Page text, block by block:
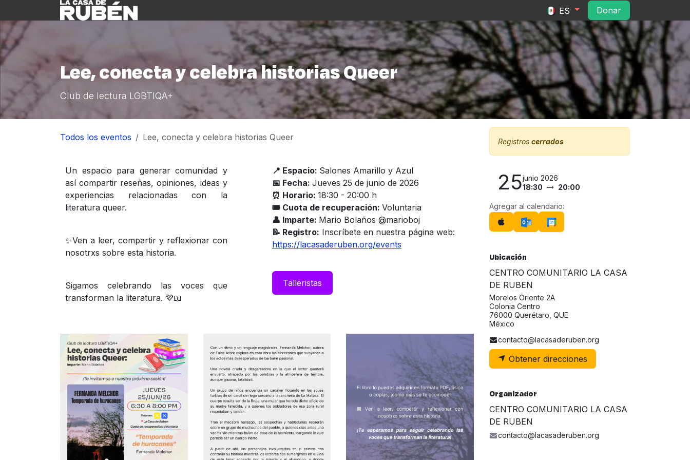
Convocatorias Contacto
ES Do​​na​​r​​
Lee, conecta y celebra historias Queer
Club de lectura LGBTIQA+
Todos los eventos Lee, conecta y celebra historias Queer
Un espacio para generar comunidad y
así compartir reseñas, opiniones, ideas y
experiencias relacionadas con la
literatura queer.
✨Ven a leer, compartir y reflexionar con
nosotrxs sobre esta historia.
Sigamos celebrando las voces que
transforman la literatura. 💜📖
📍 Espacio: Salones Amarillo y Azul
📅 Fecha: Jueves 25 de junio de 2026
⏰ Horario: 18:30 - 20:00 h
🎟 Cuota de recuperación: Voluntaria
👤 Imparte: Mario Bolaños @marioboj
📝 Registro: Inscríbete en nuestra página web:
https://lacasaderuben.org/events
Taller​ista​​s​​​​
Registros cerrados
25junio 2026
18:30
20:00
Agregar al calendario:
Ubicación
CENTRO COMUNITARIO LA CASA
DE RUBEN
Morelos Oriente 2A
Colonia Centro
76000 Querétaro, QUE
México
contacto@lacasaderuben.org
Obtener direcciones
Organizador
CENTRO COMUNITARIO LA CASA
DE RUBEN
contacto@lacasaderuben.org